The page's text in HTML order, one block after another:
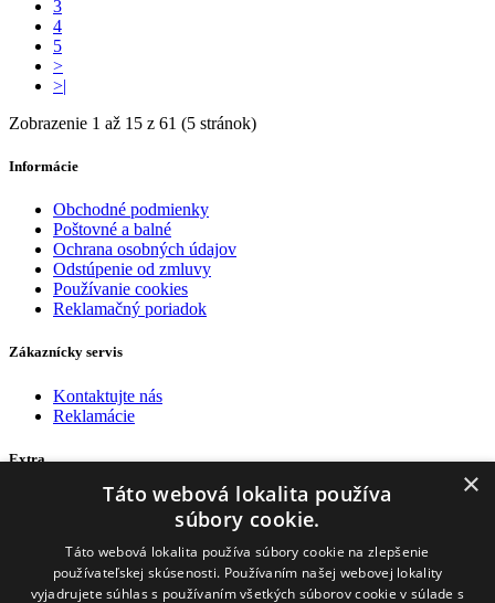
3
4
5
>
>|
Zobrazenie 1 až 15 z 61 (5 stránok)
Informácie
Obchodné podmienky
Poštovné a balné
Ochrana osobných údajov
Odstúpenie od zmluvy
Používanie cookies
Reklamačný poriadok
Zákaznícky servis
Kontaktujte nás
Reklamácie
Extra
Výrobcovia
×
Táto webová lokalita používa
súbory cookie.
Táto webová lokalita používa súbory cookie na zlepšenie
používateľskej skúsenosti. Používaním našej webovej lokality
vyjadrujete súhlas s používaním všetkých súborov cookie v súlade s